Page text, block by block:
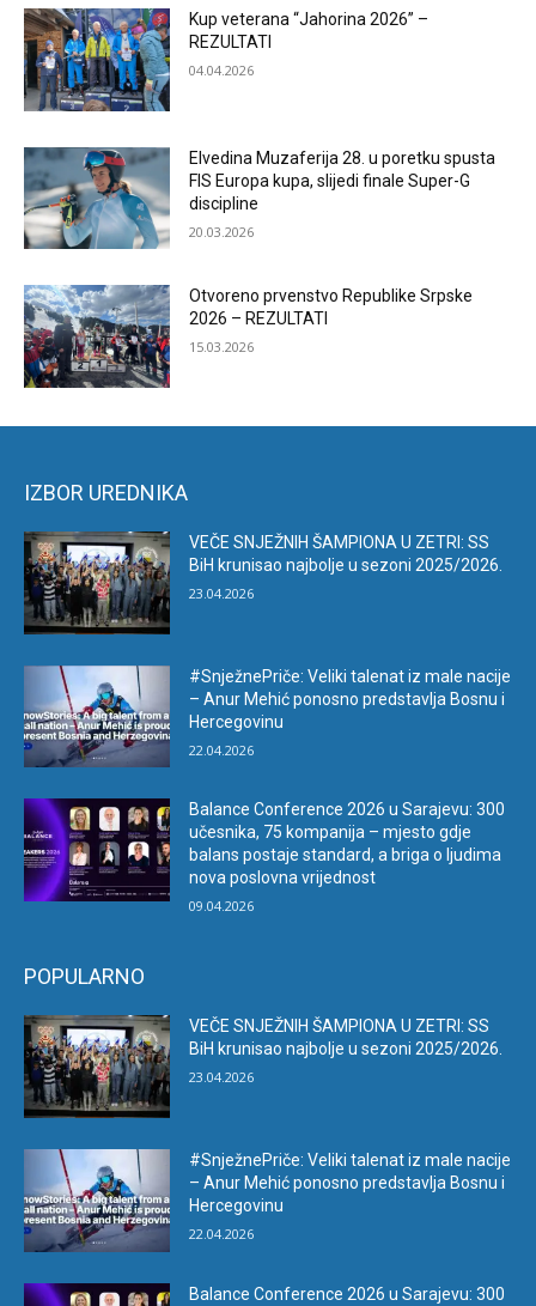
Kup veterana “Jahorina 2026” –
REZULTATI
04.04.2026
Elvedina Muzaferija 28. u poretku spusta
FIS Europa kupa, slijedi finale Super-G
discipline
20.03.2026
Otvoreno prvenstvo Republike Srpske
2026 – REZULTATI
15.03.2026
IZBOR UREDNIKA
VEČE SNJEŽNIH ŠAMPIONA U ZETRI: SS
BiH krunisao najbolje u sezoni 2025/2026.
23.04.2026
#SnježnePriče: Veliki talenat iz male nacije
– Anur Mehić ponosno predstavlja Bosnu i
Hercegovinu
22.04.2026
Balance Conference 2026 u Sarajevu: 300
učesnika, 75 kompanija – mjesto gdje
balans postaje standard, a briga o ljudima
nova poslovna vrijednost
09.04.2026
POPULARNO
VEČE SNJEŽNIH ŠAMPIONA U ZETRI: SS
BiH krunisao najbolje u sezoni 2025/2026.
23.04.2026
#SnježnePriče: Veliki talenat iz male nacije
– Anur Mehić ponosno predstavlja Bosnu i
Hercegovinu
22.04.2026
Balance Conference 2026 u Sarajevu: 300